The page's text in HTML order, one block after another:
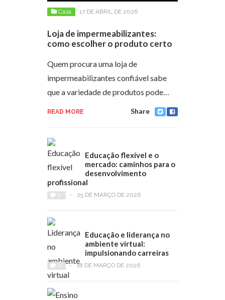
Casa 17 DE ABRIL DE 2026
Loja de impermeabilizantes:
como escolher o produto certo
Quem procura uma loja de
impermeabilizantes confiável sabe
que a variedade de produtos pode…
READ MORE Share
Educação flexível e o
mercado: caminhos para o
desenvolvimento
profissional
- 25 DE MARÇO DE 2026
Educação e liderança no
ambiente virtual:
impulsionando carreiras
- 18 DE MARÇO DE 2026